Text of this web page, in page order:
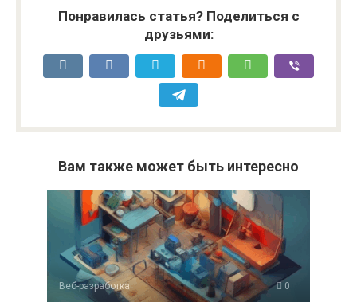
Понравилась статья? Поделиться с
друзьями:
Вам также может быть интересно
Веб-разработка 0